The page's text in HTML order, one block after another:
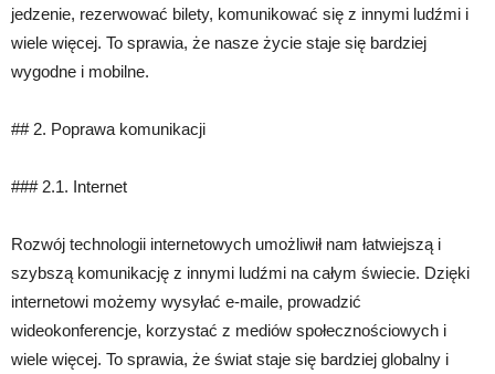
jedzenie, rezerwować bilety, komunikować się z innymi ludźmi i
wiele więcej. To sprawia, że nasze życie staje się bardziej
wygodne i mobilne.
## 2. Poprawa komunikacji
### 2.1. Internet
Rozwój technologii internetowych umożliwił nam łatwiejszą i
szybszą komunikację z innymi ludźmi na całym świecie. Dzięki
internetowi możemy wysyłać e-maile, prowadzić
wideokonferencje, korzystać z mediów społecznościowych i
wiele więcej. To sprawia, że świat staje się bardziej globalny i